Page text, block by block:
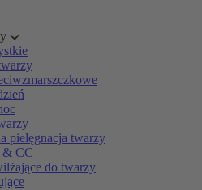
pielęgnacja twarzy
& CC
do twarzy